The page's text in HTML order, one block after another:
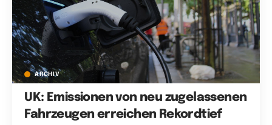
ARCHIV
UK: Emissionen von neu zugelassenen
Fahrzeugen erreichen Rekordtief